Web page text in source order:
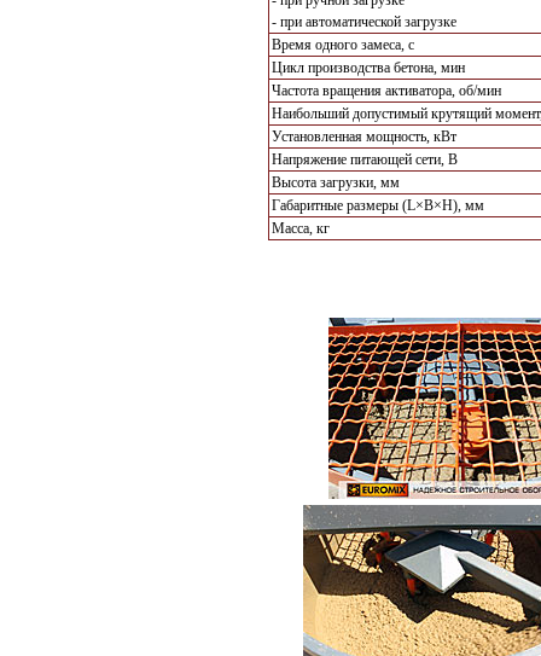
- при автоматической загрузке
Время одного замеса, с
Цикл производства бетона, мин
Частота вращения активатора, об/мин
Наибольший допустимый крутящий
Установленная мощность, кВт
Напряжение питающей сети, В
Высота загрузки, мм
Габаритные размеры (L×B×H), мм
Масса, кг